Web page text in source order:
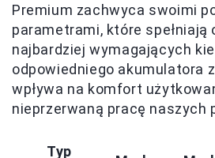
Premium zachwyca swoimi
parametrami, które spełniają
najbardziej wymagających
odpowiedniego akumulatora
wpływa na komfort
nieprzerwaną pracę naszych
Typ